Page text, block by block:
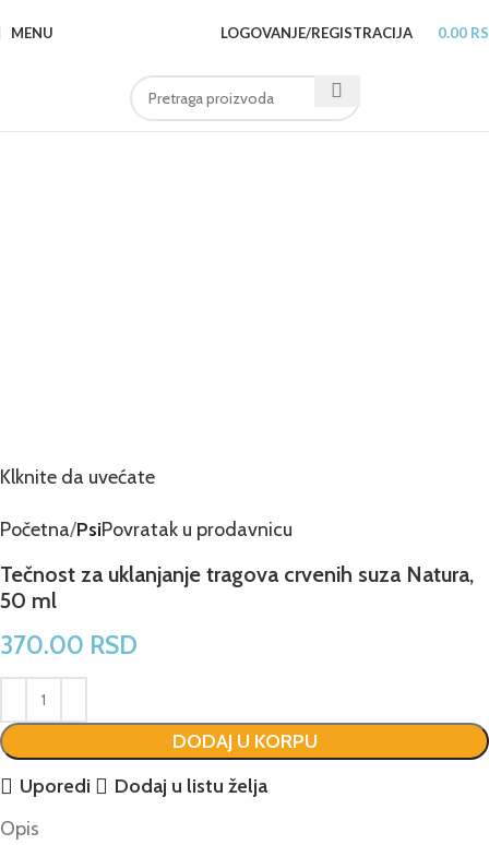
MENU LOGOVANJE/REGISTRACIJA 0.00
Klknite da uvećate
Početna PsiPovratak u prodavnicu
Tečnost za uklanjanje tragova crvenih suza Natura,
50 ml
370.00 RSD
DODAJ U KORPU
Uporedi
Dodaj u listu želja
Opis